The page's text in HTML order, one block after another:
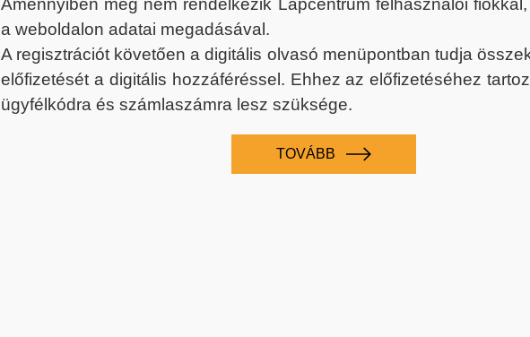
Amennyiben még nem rendelkezik Lapcentrum felhasználói
a weboldalon adatai megadásával.
A regisztrációt követően a digitális olvasó menüpontban tudja
előfizetését a digitális hozzáféréssel. Ehhez az előfizetéséhez
ügyfélkódra és számlaszámra lesz szüksége.
TOVÁBB